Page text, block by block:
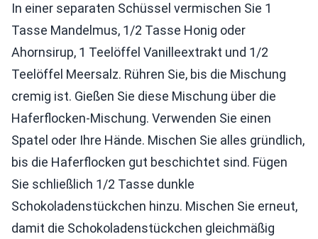
In einer separaten Schüssel vermischen Sie 1
Tasse Mandelmus, 1/2 Tasse Honig oder
Ahornsirup, 1 Teelöffel Vanilleextrakt und 1/2
Teelöffel Meersalz. Rühren Sie, bis die Mischung
cremig ist. Gießen Sie diese Mischung über die
Haferflocken-Mischung. Verwenden Sie einen
Spatel oder Ihre Hände. Mischen Sie alles gründlich,
bis die Haferflocken gut beschichtet sind. Fügen
Sie schließlich 1/2 Tasse dunkle
Schokoladenstückchen hinzu. Mischen Sie erneut,
damit die Schokoladenstückchen gleichmäßig